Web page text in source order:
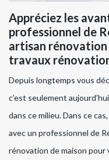
Appréciez les
professionnel de
artisan rénovation
travaux
Depuis longtemps vous
c’est seulement
dans ce milieu. Dans ce
avec un professionnel de
rénovation de maison pour